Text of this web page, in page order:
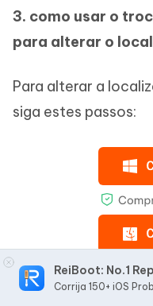
3. como usar o
para alterar o
Para alterar a
siga estes passos:
ReiBoot: No.1
Corrija 150+ iOS